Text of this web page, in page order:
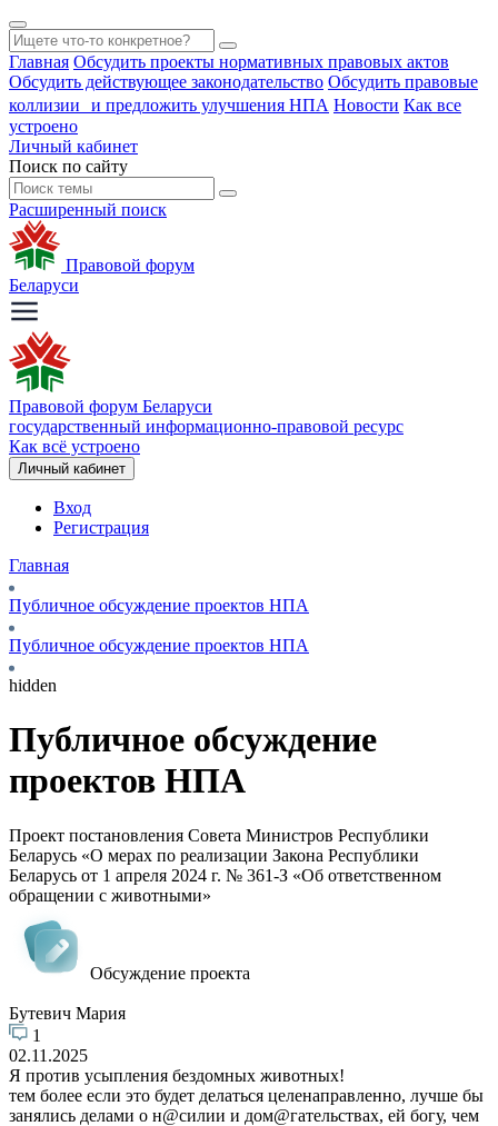
Главная Обсудить проекты нормативных правовых актов
Обсудить действующее законодательство Обсудить правовые
коллизии и предложить улучшения НПА Новости Как все
устроено
Личный кабинет
Поиск по сайту
Расширенный поиск
Правовой форум
Беларуси
Правовой форум Беларуси
государственный информационно-правовой ресурс
Как всё устроено
Личный кабинет
Вход
Регистрация
Главная
Публичное обсуждение проектов НПА
Публичное обсуждение проектов НПА
hidden
Публичное обсуждение
проектов НПА
Проект постановления Совета Министров Республики
Беларусь «О мерах по реализации Закона Республики
Беларусь от 1 апреля 2024 г. № 361-З «Об ответственном
обращении с животными»
Обсуждение проекта
Бутевич Мария
1
02.11.2025
Я против усыпления бездомных животных!
тем более если это будет делаться целенаправленно, лучше бы
занялись делами о н@силии и дом@гательствах, ей богу, чем